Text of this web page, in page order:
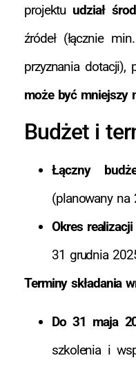
projektu udział
źródeł (łącznie
przyznania dotacji),
może być mniejszy
Budżet i
Łączny
(planowany na
Okres
31 grudnia
Terminy składania
Do 31 maja
szkolenia i